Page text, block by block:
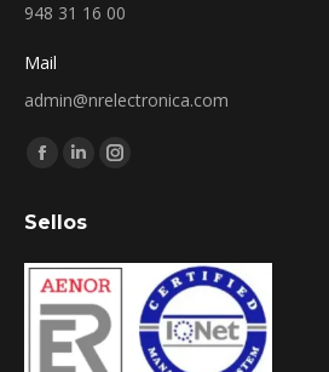
948 31 16 00
Mail
admin@nrelectronica.com
Encuéntranos en:
Facebook
opens
in
new
window
Linkedin
opens
in
new
window
Instagram
in
window
Sellos